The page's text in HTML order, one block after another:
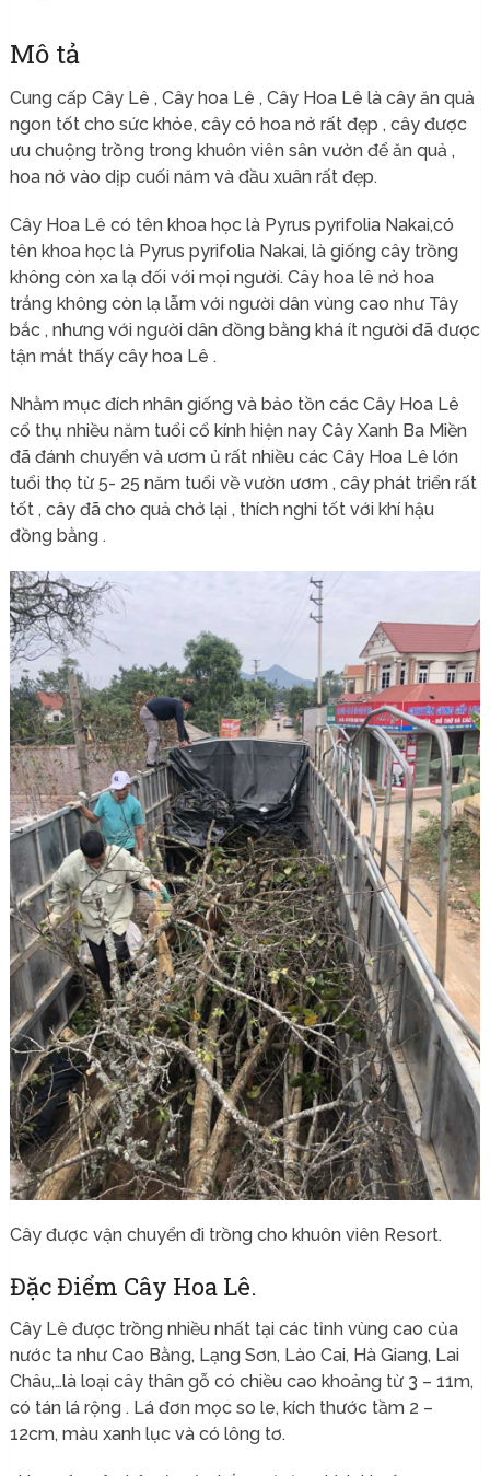
Mô tả
Cung cấp Cây Lê , Cây hoa Lê , Cây Hoa Lê là cây ăn quả
ngon tốt cho sức khỏe, cây có hoa nở rất đẹp , cây được
ưu chuộng trồng trong khuôn viên sân vườn để ăn quả ,
hoa nở vào dịp cuối năm và đầu xuân rất đẹp.
Cây Hoa Lê có tên khoa học là Pyrus pyrifolia Nakai,có
tên khoa học là Pyrus pyrifolia Nakai, là giống cây trồng
không còn xa lạ đối với mọi người. Cây hoa lê nở hoa
trắng không còn lạ lẫm với người dân vùng cao như Tây
bắc , nhưng với người dân đồng bằng khá ít người đã được
tận mắt thấy cây hoa Lê .
Nhằm mục đích nhân giống và bảo tồn các Cây Hoa Lê
cổ thụ nhiều năm tuổi cổ kính hiện nay Cây Xanh Ba Miền
đã đánh chuyển và ươm ủ rất nhiều các Cây Hoa Lê lớn
tuổi thọ từ 5- 25 năm tuổi về vườn ươm , cây phát triển rất
tốt , cây đã cho quả chở lại , thích nghi tốt với khí hậu
đồng bằng .
Cây được vận chuyển đi trồng cho khuôn viên Resort.
Đặc Điểm Cây Hoa Lê.
Cây Lê được trồng nhiều nhất tại các tỉnh vùng cao của
nước ta như Cao Bằng, Lạng Sơn, Lào Cai, Hà Giang, Lai
Châu,…là loại cây thân gỗ có chiều cao khoảng từ 3 – 11m,
có tán lá rộng . Lá đơn mọc so le, kích thước tầm 2 –
12cm, màu xanh lục và có lông tơ.